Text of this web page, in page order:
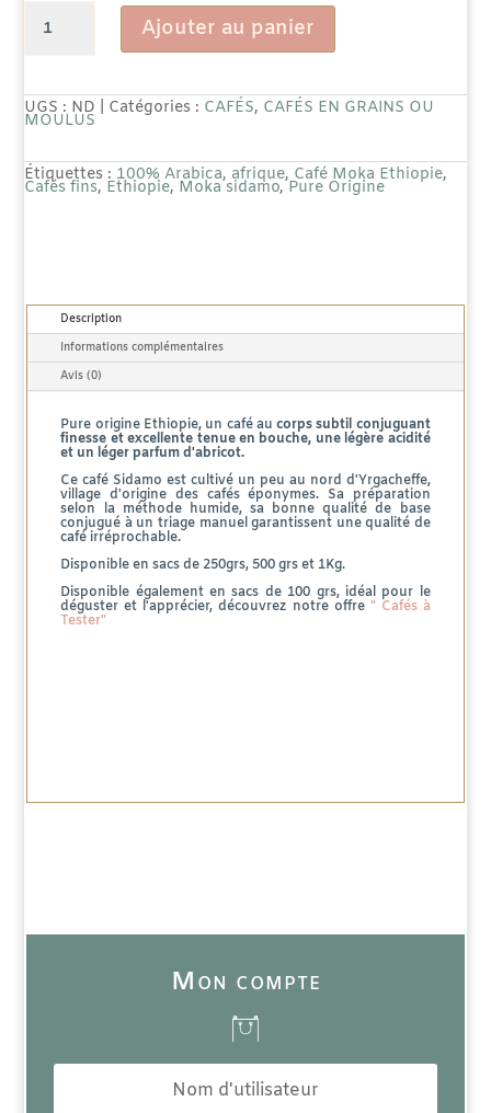
quantité
de
Café
Moka
Ajouter au panier
UGS : ND Catégories : CAFÉS, CAFÉS EN GRAINS OU
MOULUS
Étiquettes : 100% Arabica, afrique, Café Moka Ethiopie,
Cafés fins, Ethiopie, Moka sidamo, Pure Origine
Description
Informations complémentaires
Avis (0)
Pure origine Ethiopie, un café aucorps subtil conjuguant
finesse et excellente tenue en bouche, une légère acidité
et un léger parfum d'abricot.
Ce café Sidamo est cultivé un peu au nord d'Yrgacheffe,
village d'origine des cafés éponymes. Sa préparation
selon la méthode humide, sa bonne qualité de base
conjugué à un triage manuel garantissent une qualité de
café irréprochable.
Disponible en sacs de 250grs, 500 grs et 1Kg.
Disponible également en sacs de 100 grs, idéal pour le
déguster et l'apprécier, découvrez notre offre " Cafés à
Tester"
Mon compte